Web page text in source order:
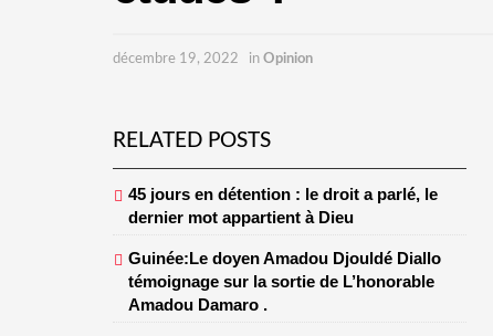
décembre 19, 2022 in Opinion
RELATED POSTS
45 jours en détention : le droit a parlé, le
dernier mot appartient à Dieu
Guinée:Le doyen Amadou Djouldé Diallo
témoignage sur la sortie de L’honorable
Amadou Damaro .